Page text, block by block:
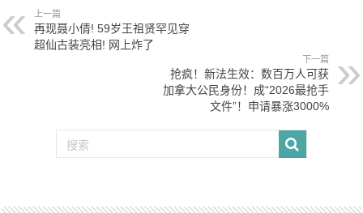
上一篇
再现聂小倩! 59岁王祖贤罕见穿
超仙古装亮相! 网上炸了
下一篇
抢疯！新法生效：数百万人可获
加拿大公民身份！成“2026最抢手
文件”！申请暴涨3000%